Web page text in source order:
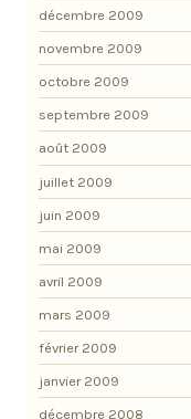
décembre 2009
novembre 2009
octobre 2009
septembre 2009
août 2009
juillet 2009
juin 2009
mai 2009
avril 2009
mars 2009
février 2009
janvier 2009
décembre 2008